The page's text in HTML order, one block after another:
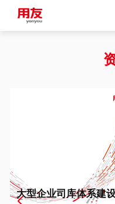
Europe
大型企业司库体系建